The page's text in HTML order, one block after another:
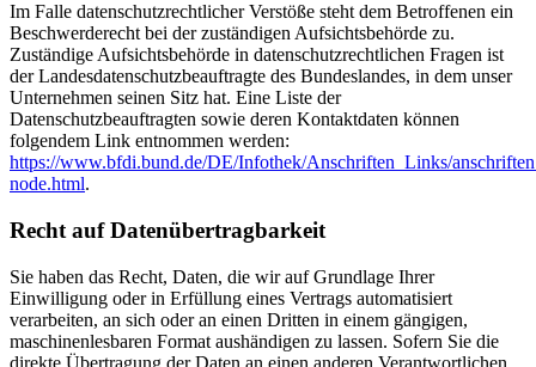
Im Falle datenschutzrechtlicher Verstöße steht dem Betroffenen ein
Beschwerderecht bei der zuständigen Aufsichtsbehörde zu.
Zuständige Aufsichtsbehörde in datenschutzrechtlichen Fragen ist
der Landesdatenschutzbeauftragte des Bundeslandes, in dem unser
Unternehmen seinen Sitz hat. Eine Liste der
Datenschutzbeauftragten sowie deren Kontaktdaten können
folgendem Link entnommen werden:
https://www.bfdi.bund.de/DE/Infothek/Anschriften_Links/
node.html.
Recht auf Datenübertragbarkeit
Sie haben das Recht, Daten, die wir auf Grundlage Ihrer
Einwilligung oder in Erfüllung eines Vertrags automatisiert
verarbeiten, an sich oder an einen Dritten in einem gängigen,
maschinenlesbaren Format aushändigen zu lassen. Sofern Sie die
direkte Übertragung der Daten an einen anderen Verantwortlichen